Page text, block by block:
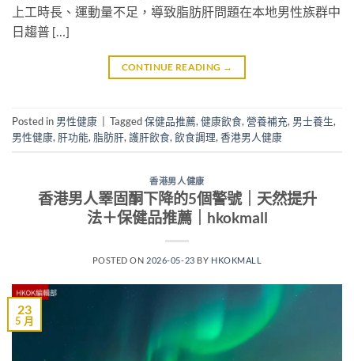
上工時長、運動量不足，導致脂肪肝問題在本地男性族群中
日趨普 […]
CONTINUE READING →
Posted in 男性健康 Tagged保健品推薦, 健康飲食, 營養補充, 男士養生,
男性健康, 肝功能, 脂肪肝, 護肝飲食, 飲食調理, 香港男人健康
香港男人健康
香港男人睪固酮下降的5個警號｜天然提升
法＋保健品推薦｜hkokmall
POSTED ON 2026-05-23 BY HKOKMALL
23
5 月